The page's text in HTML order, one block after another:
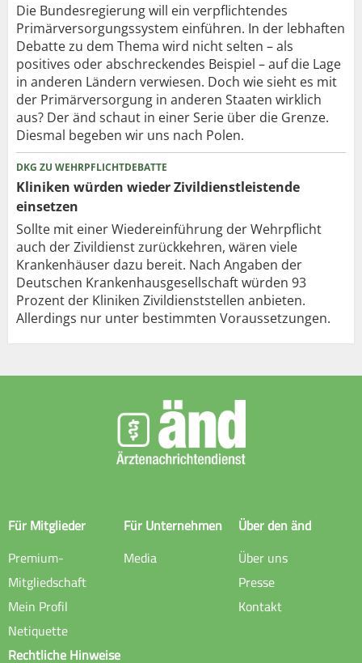
Die Bundesregierung will ein verpflichtendes
Primärversorgungssystem einführen. In der lebhaften
Debatte zu dem Thema wird nicht selten – als
positives oder abschreckendes Beispiel – auf die Lage
in anderen Ländern verwiesen. Doch wie sieht es mit
der Primärversorgung in anderen Staaten wirklich
aus? Der änd schaut in einer Serie über die Grenze.
Diesmal begeben wir uns nach Polen.
DKG ZU WEHRPFLICHTDEBATTE
Kliniken würden wieder Zivildienstleistende
einsetzen
Sollte mit einer Wiedereinführung der Wehrpflicht
auch der Zivildienst zurückkehren, wären viele
Krankenhäuser dazu bereit. Nach Angaben der
Deutschen Krankenhausgesellschaft würden 93
Prozent der Kliniken Zivildienststellen anbieten.
Allerdings nur unter bestimmten Voraussetzungen.
Für Mitglieder
Premium-
Mitgliedschaft
Mein Profil
Netiquette
Für Unternehmen
Media
Über den änd
Über uns
Presse
Kontakt
Rechtliche Hinweise